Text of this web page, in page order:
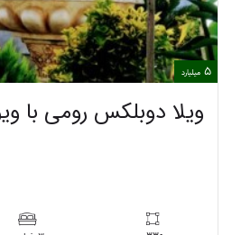
5 میلیارد
ویلا دوبلکس رومی با